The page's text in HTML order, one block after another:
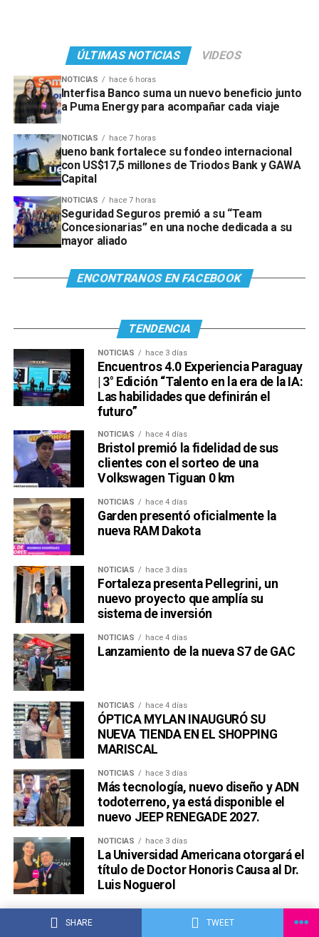
SHARE TWEET
ÚLTIMAS NOTICIAS VIDEOS
NOTICIAS hace 6 horas
Interfisa Banco suma un nuevo beneficio junto
a Puma Energy para acompañar cada viaje
NOTICIAS hace 7 horas
ueno bank fortalece su fondeo internacional
con US$17,5 millones de Triodos Bank y GAWA
Capital
NOTICIAS hace 7 horas
Seguridad Seguros premió a su “Team
Concesionarias” en una noche dedicada a su
mayor aliado
ENCONTRANOS EN FACEBOOK
TENDENCIA
NOTICIAS hace 3 días
Encuentros 4.0 Experiencia Paraguay
| 3° Edición “Talento en la era de la IA:
Las habilidades que definirán el
futuro”
NOTICIAS hace 4 días
Bristol premió la fidelidad de sus
clientes con el sorteo de una
Volkswagen Tiguan 0 km
NOTICIAS hace 4 días
Garden presentó oficialmente la
nueva RAM Dakota
NOTICIAS hace 3 días
Fortaleza presenta Pellegrini, un
nuevo proyecto que amplía su
sistema de inversión
NOTICIAS hace 4 días
Lanzamiento de la nueva S7 de GAC
NOTICIAS hace 4 días
ÓPTICA MYLAN INAUGURÓ SU
NUEVA TIENDA EN EL SHOPPING
MARISCAL
NOTICIAS hace 3 días
Más tecnología, nuevo diseño y ADN
todoterreno, ya está disponible el
nuevo JEEP RENEGADE 2027.
NOTICIAS hace 3 días
La Universidad Americana otorgará el
título de Doctor Honoris Causa al Dr.
Luis Noguerol